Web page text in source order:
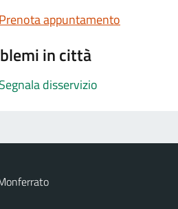
Prenota appuntamento
in città
Segnala disservizio